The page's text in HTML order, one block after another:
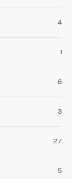
4
1
6
3
27
5